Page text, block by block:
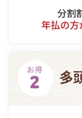
分割
年払の方